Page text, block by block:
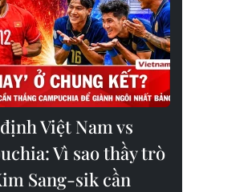
Việt Nam vs
Vì sao thầy trò
Sang-sik cần